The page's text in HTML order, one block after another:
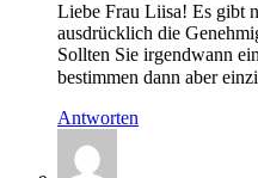
Liebe Frau Liisa! Es gibt
ausdrücklich die
Sollten Sie irgendwann
bestimmen dann aber
Antworten